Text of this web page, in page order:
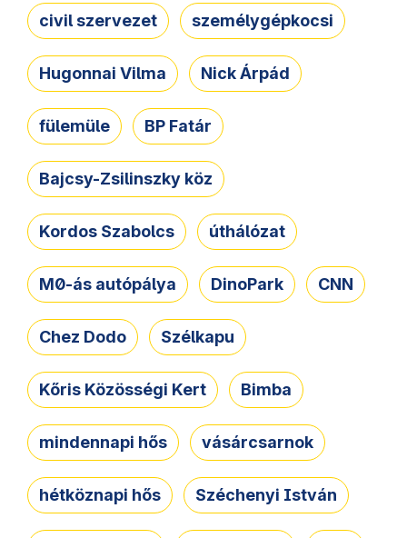
civil szervezet személygépkocsi
Hugonnai Vilma Nick Árpád
fülemüle BP Fatár
Bajcsy-Zsilinszky köz
Kordos Szabolcs úthálózat
M0-ás autópálya DinoPark CNN
Chez Dodo Szélkapu
Kőris Közösségi Kert Bimba
mindennapi hős vásárcsarnok
hétköznapi hős Széchenyi István